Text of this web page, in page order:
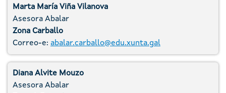
Marta María Viña Vilanova
Asesora Abalar
Zona Carballo
Correo-e: abalar.carballo@edu.xunta.gal
Diana Alvite Mouzo
Asesora Abalar